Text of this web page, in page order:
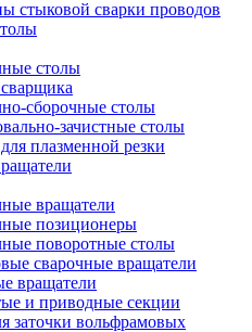
стыковой сварки проводов
столы
сборочные столы
зачистные столы
плазменной резки
вращатели
позиционеры
поворотные столы
сварочные вращатели
вращатели
и приводные секции
заточки вольфрамовых